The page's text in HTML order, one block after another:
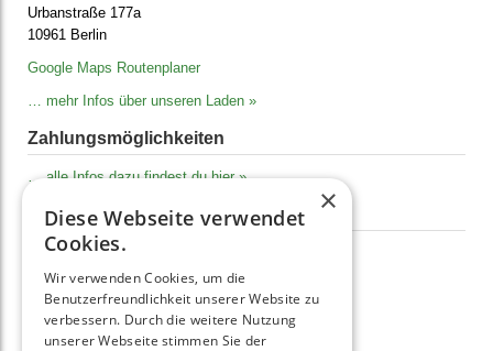
Urbanstraße 177a
10961 Berlin
Google Maps Routenplaner
… mehr Infos über unseren Laden »
Zahlungs­möglich­keiten
… alle Infos dazu findest du hier »
Versand
Mehr Infos »
×
Diese Webseite verwendet
Cookies.
Wir verwenden Cookies, um die
Benutzerfreundlichkeit unserer Website zu
verbessern. Durch die weitere Nutzung
unserer Webseite stimmen Sie der